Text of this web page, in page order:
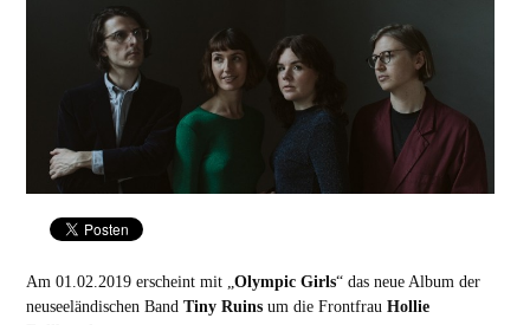
Am 01.02.2019 erscheint mit „ Olympic Girls“ das neue Album der
neuseeländischen Band Tiny Ruinsum die Frontfrau Hollie